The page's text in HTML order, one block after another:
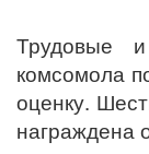
Трудовые
комсомола
оценку.
награждена